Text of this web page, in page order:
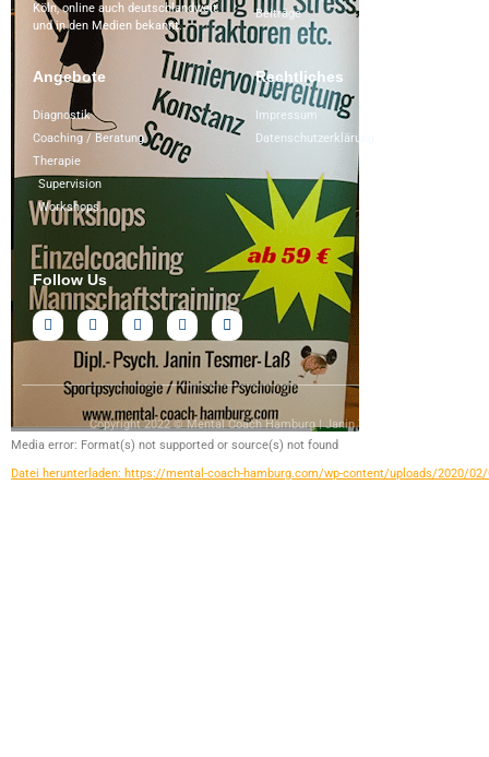
Media error: Format(s) not supported or source(s) not found
Datei herunterladen: https://mental-coach-hamburg.com/wp-content/uploads/2020/02/
Köln, online auch deutschlandweit
und in den Medien bekannt.
Beiträge
Angebote
Diagnostik
Coaching / Beratung
Therapie
Supervision
Workshops
Rechtliches
Impressum
Datenschutzerklärung
Follow Us
Copyright 2022 © Mental Coach Hamburg | Janin Tesmer